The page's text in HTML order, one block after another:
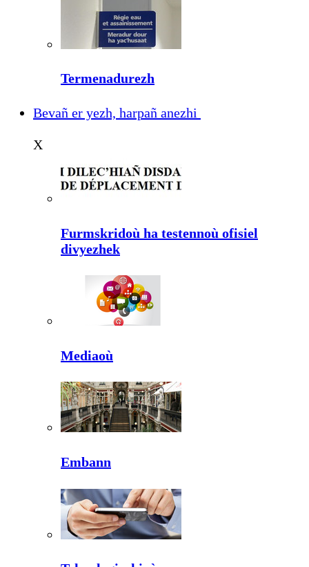
Termenadurezh
Bevañ er yezh, harpañ anezhi
X
Furmskridoù ha testennoù ofisiel
divyezhek
Mediaoù
Embann